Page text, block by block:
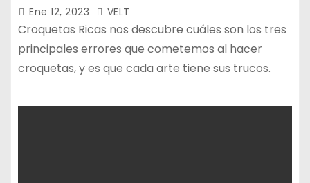
Ene 12, 2023 VELT
Croquetas Ricas nos descubre cuáles son los tres
principales errores que cometemos al hacer
croquetas, y es que cada arte tiene sus trucos.